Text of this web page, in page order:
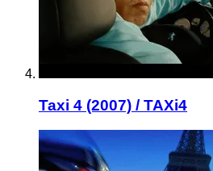
Taxi 4 (2007) / TAXi4